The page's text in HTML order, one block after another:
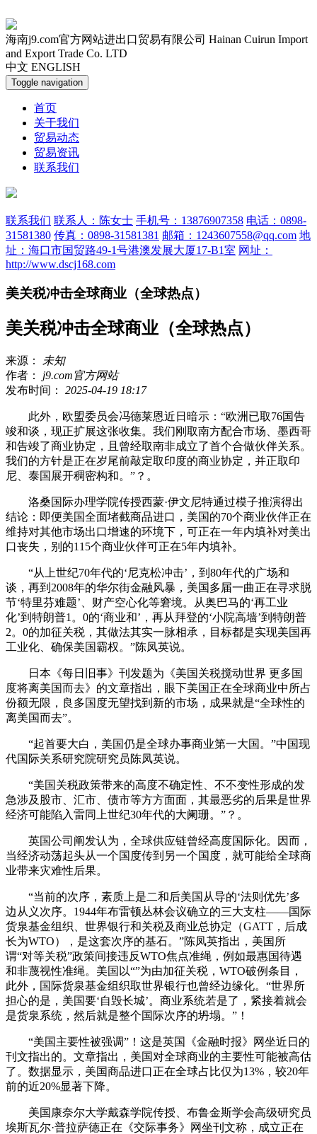
海南j9.com官方网站进出口贸易有限公司 Hainan Cuirun Import
and Export Trade Co. LTD
中文 ENGLISH
Toggle navigation
首页
关于我们
贸易动态
贸易资讯
联系我们
联系我们 联系人：陈女士 手机号：13876907358 电话：0898-
31581380 传真：0898-31581381 邮箱：1243607558@qq.com 地
址：海口市国贸路49-1号港澳发展大厦17-B1室 网址：
http://www.dscj168.com
美关税冲击全球商业（全球热点）
美关税冲击全球商业（全球热点）
来源：
未知
作者： j9.com官方网站
发布时间： 2025-04-19 18:17
此外，欧盟委员会冯德莱恩近日暗示：“欧洲已取76国告
竣和谈，现正扩展这张收集。我们刚取南方配合市场、墨西哥
和告竣了商业协定，且曾经取南非成立了首个合做伙伴关系。
我们的方针是正在岁尾前敲定取印度的商业协定，并正取印
尼、泰国展开稠密构和。”？。
洛桑国际办理学院传授西蒙·伊文尼特通过模子推演得出
结论：即便美国全面堵截商品进口，美国的70个商业伙伴正在
维持对其他市场出口增速的环境下，可正在一年内填补对美出
口丧失，别的115个商业伙伴可正在5年内填补。
“从上世纪70年代的‘尼克松冲击’，到80年代的广场和
谈，再到2008年的华尔街金融风暴，美国多届一曲正在寻求脱
节‘特里芬难题’、财产空心化等窘境。从奥巴马的‘再工业
化’到特朗普1。0的‘商业和’，再从拜登的‘小院高墙’到特朗普
2。0的加征关税，其做法其实一脉相承，目标都是实现美国再
工业化、确保美国霸权。”陈凤英说。
日本《每日旧事》刊发题为《美国关税搅动世界 更多国
度将离美国而去》的文章指出，眼下美国正在全球商业中所占
份额无限，良多国度无望找到新的市场，成果就是“全球性的
离美国而去”。
“起首要大白，美国仍是全球办事商业第一大国。”中国现
代国际关系研究院研究员陈凤英说。
“美国关税政策带来的高度不确定性、不不变性形成的发
急涉及股市、汇市、债市等方方面面，其最恶劣的后果是世界
经济可能陷入雷同上世纪30年代的大阑珊。”？。
英国公司阐发认为，全球供应链曾经高度国际化。因而，
当经济动荡起头从一个国度传到另一个国度，就可能给全球商
业带来灾难性后果。
“当前的次序，素质上是二和后美国从导的‘法则优先’多
边从义次序。1944年布雷顿丛林会议确立的三大支柱——国际
货泉基金组织、世界银行和关税及商业总协定（GATT，后成
长为WTO），是这套次序的基石。”陈凤英指出，美国所
谓“对等关税”政策间接违反WTO焦点准绳，例如最惠国待遇
和非蔑视性准绳。美国以“”为由加征关税，WTO破例条目，
此外，国际货泉基金组织取世界银行也曾经边缘化。“世界所
担心的是，美国要‘自毁长城’。商业系统若是了，紧接着就会
是货泉系统，然后就是整个国际次序的坍塌。”！
“美国主要性被强调”！这是英国《金融时报》网坐近日的
刊文指出的。文章指出，美国对全球商业的主要性可能被高估
了。数据显示，美国商品进口正在全球占比仅为13%，较20年
前的近20%显著下降。
美国康奈尔大学戴森学院传授、布鲁金斯学会高级研究员
埃斯瓦尔·普拉萨德正在《交际事务》网坐刊文称，成立正在